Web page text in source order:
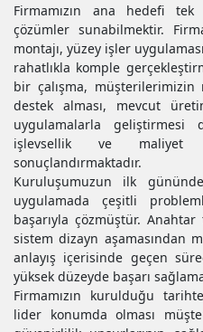
Firmamızın ana hedefi
çözümler sunabilmektir.
montajı, yüzey işler
rahatlıkla komple
bir çalışma,
destek alması, mevcut
uygulamalarla geliştirmesi
işlevsellik ve maliyet
sonuçlandırmaktadır.
Kuruluşumuzun ilk
uygulamada çeşitli
başarıyla çözmüştür.
sistem dizayn aşamasından
anlayış içerisinde geçen
yüksek düzeyde başarı
Firmamızın kurulduğu
lider konumda olması